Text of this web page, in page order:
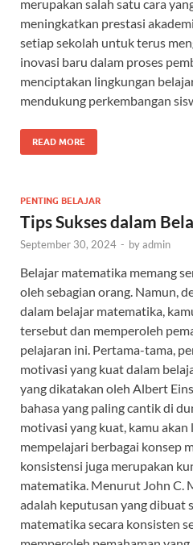
merupakan salah satu cara
meningkatkan prestasi
setiap sekolah untuk terus
inovasi baru dalam proses
menciptakan lingkungan
mendukung perkembangan
READ MORE
PENTING BELAJAR
Tips Sukses dalam
September 30, 2024 - byadmin
Belajar matematika memang
oleh sebagian orang. Namun,
dalam belajar matematika,
tersebut dan memperoleh
pelajaran ini. Pertama-tama,
motivasi yang kuat dalam
yang dikatakan oleh Albert
bahasa yang paling cantik di
motivasi yang kuat, kamu
mempelajari berbagai konsep
konsistensi juga merupakan
matematika. Menurut John C.
adalah keputusan yang dibuat
matematika secara konsisten